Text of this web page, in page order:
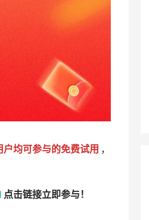
户均可参与的免费试用 ，
点击链接立即参与！